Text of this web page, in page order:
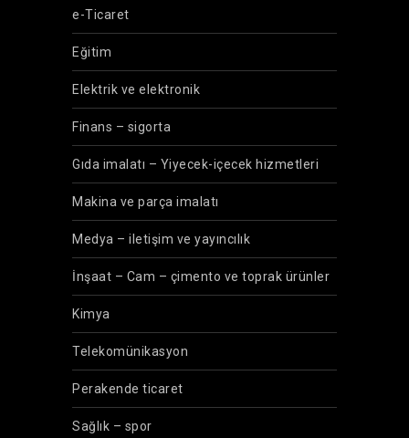
e-Ticaret
Eğitim
Elektrik ve elektronik
Finans – sigorta
Gıda imalatı – Yiyecek-içecek hizmetleri
Makina ve parça imalatı
Medya – iletişim ve yayıncılık
İnşaat – Cam – çimento ve toprak ürünler
Kimya
Telekomünikasyon
Perakende ticaret
Sağlık – spor